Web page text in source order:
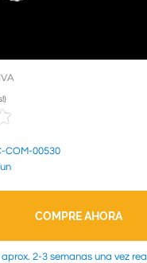
)
COM-00530
COMPRE AHORA
2-3 semanas una vez